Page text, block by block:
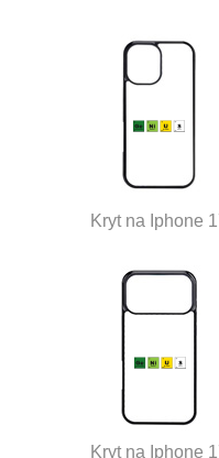
Kryt na Iphone
Kryt na Iphone